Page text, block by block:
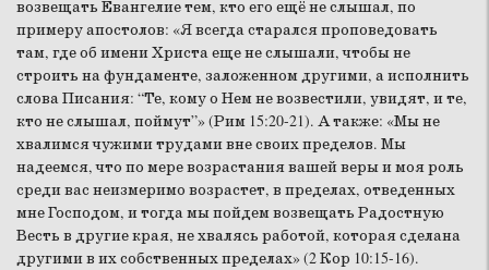
возвещать Евангелие тем, кто его ещё не слышал, по
примеру апостолов: «Я всегда старался проповедовать
там, где об имени Христа еще не слышали, чтобы не
строить на фундаменте, заложенном другими, а исполнить
слова Писания: “Те, кому о Нем не возвестили, увидят, и те,
кто не слышал, поймут”» (Рим 15:20-21). А также: «Мы не
хвалимся чужими трудами вне своих пределов. Мы
надеемся, что по мере возрастания вашей веры и моя роль
среди вас неизмеримо возрастет, в пределах, отведенных
мне Господом, и тогда мы пойдем возвещать Радостную
Весть в другие края, не хвалясь работой, которая сделана
другими в их собственных пределах» (2 Кор 10:15-16).